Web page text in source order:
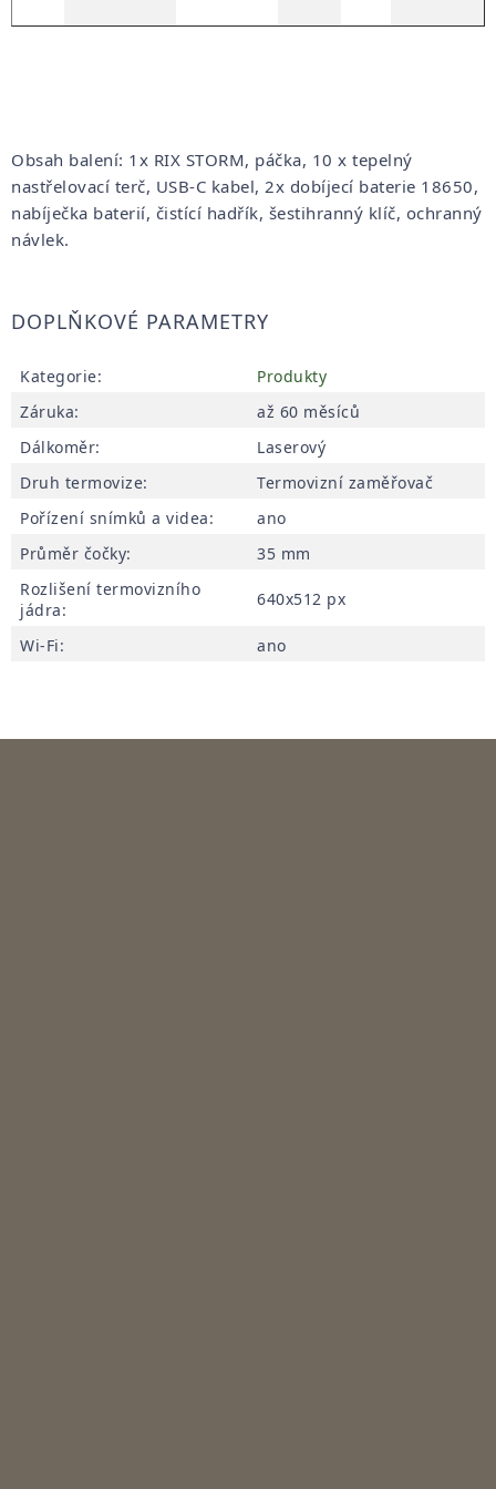
Obsah balení: 1x RIX STORM, páčka, 10 x tepelný
nastřelovací terč, USB-C kabel, 2x dobíjecí baterie 18650,
nabíječka baterií, čistící hadřík, šestihranný klíč, ochranný
návlek.
DOPLŇKOVÉ PARAMETRY
Kategorie:
Produkty
Záruka:
až 60 měsíců
Dálkoměr:
Laserový
Druh termovize:
Termovizní zaměřovač
Pořízení snímků a videa:
ano
Průměr čočky:
35 mm
Rozlišení termovizního
jádra: 640x512 px
Wi-Fi: ano